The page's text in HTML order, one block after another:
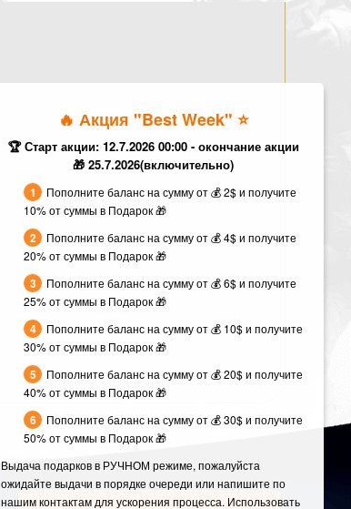
🔥 Акция "Best Week" ⭐️
🏆 Старт акции: 12.7.2026 00:00 - окончание акции
🎁 25.7.2026(включительно)
Пополните баланс на сумму от 💰 2$ и получите
10% от суммы в Подарок 🎁
Пополните баланс на сумму от 💰 4$ и получите
20% от суммы в Подарок 🎁
Пополните баланс на сумму от 💰 6$ и получите
25% от суммы в Подарок 🎁
Пополните баланс на сумму от 💰 10$ и получите
30% от суммы в Подарок 🎁
Пополните баланс на сумму от 💰 20$ и получите
40% от суммы в Подарок 🎁
Пополните баланс на сумму от 💰 30$ и получите
50% от суммы в Подарок 🎁
Выдача подарков в РУЧНОМ режиме, пожалуйста
ожидайте выдачи в порядке очереди или напишите по
нашим контактам для ускорения процесса. Использовать